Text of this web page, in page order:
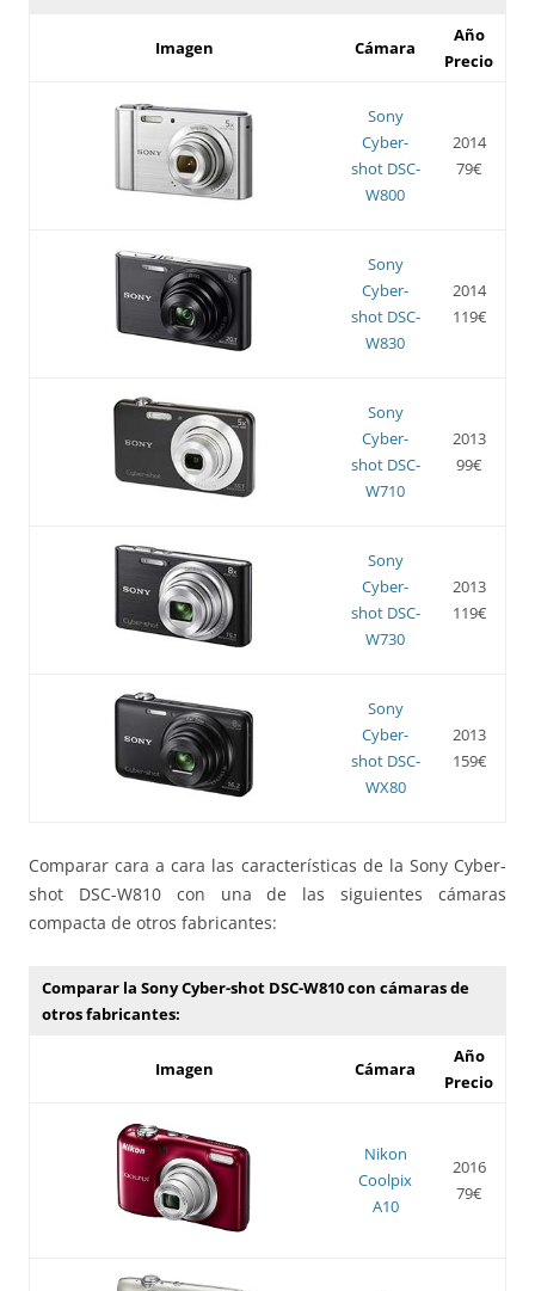
Imagen Cámara
Año
Precio
Sony
Cyber-
shot DSC-
W800
2014
79€
Sony
Cyber-
shot DSC-
W830
2014
119€
Sony
Cyber-
shot DSC-
W710
2013
99€
Sony
Cyber-
shot DSC-
W730
2013
119€
Sony
Cyber-
shot DSC-
WX80
2013
159€
Comparar cara a cara las características de la Sony Cyber-
shot DSC-W810 con una de las siguientes cámaras
compacta de otros fabricantes:
Comparar la Sony Cyber-shot DSC-W810 con cámaras de
otros fabricantes:
Imagen Cámara
Año
Precio
Nikon
Coolpix
A10
2016
79€